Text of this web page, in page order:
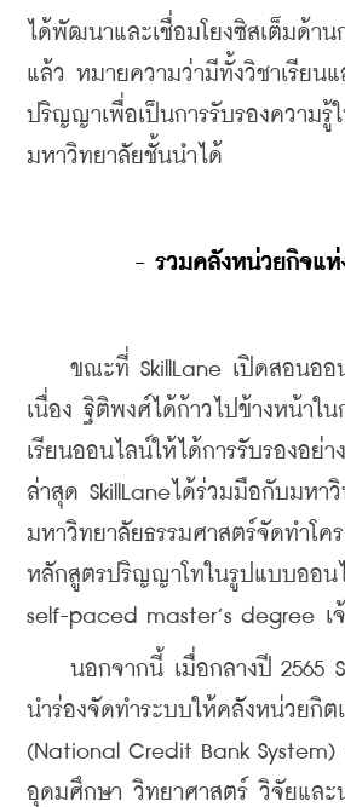
ได้พัฒนาและเชื่อมโยงซิสเต็มด้าน
แล้ว หมายความว่ามีทั้งวิชาเรียนแ
ปริญญาเพื่อเป็นการรับรองความรู้
มหาวิทยาลัยชั้นนำได้
- รวมคลังหน่วยกิจแห่
ขณะที่ SkillLane เปิดสอนออน
เนื่อง ฐิติพงศ์ได้ก้าวไปข้างหน้าใน
เรียนออนไลน์ให้ได้การรับรองอย่า
ล่าสุด SkillLaneได้ร่วมมือกับมหา
มหาวิทยาลัยธรรมศาสตร์จัดทำโคร
หลักสูตรปริญญาโทในรูปแบบออน
self-paced master’s degree เ
นอกจากนี้ เมื่อกลางปี 2565
นำร่องจัดทำระบบให้คลังหน่วยกิต
(National Credit Bank System)
อุดมศึกษา วิทยาศาสตร์ วิจัยและ